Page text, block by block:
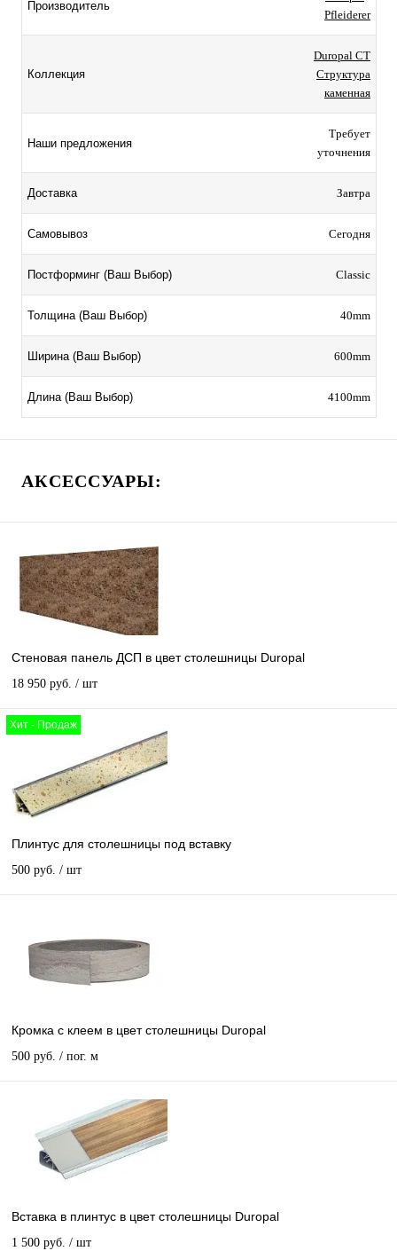
Производитель
Pfleiderer
Коллекция
Duropal CT
Структура
каменная
Наши предложения
Требует
уточнения
Доставка Завтра
Самовывоз Сегодня
Постформинг (Ваш Выбор) Classic
Толщина (Ваш Выбор) 40mm
Ширина (Ваш Выбор) 600mm
Длина (Ваш Выбор) 4100mm
АКСЕССУАРЫ:
Стеновая панель ДСП в цвет столешницы Duropal
18 950 руб. / шт
Хит - Продаж
Плинтус для столешницы под вставку
500 руб. / шт
Кромка с клеем в цвет столешницы Duropal
500 руб. / пог. м
Вставка в плинтус в цвет столешницы Duropal
1 500 руб. / шт